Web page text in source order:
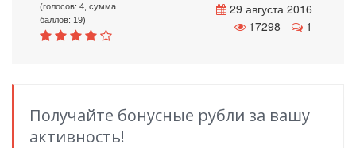
(голосов: 4, сумма
баллов: 19)
29 августа 2016
17298
1
Получайте бонусные рубли за вашу
активность!